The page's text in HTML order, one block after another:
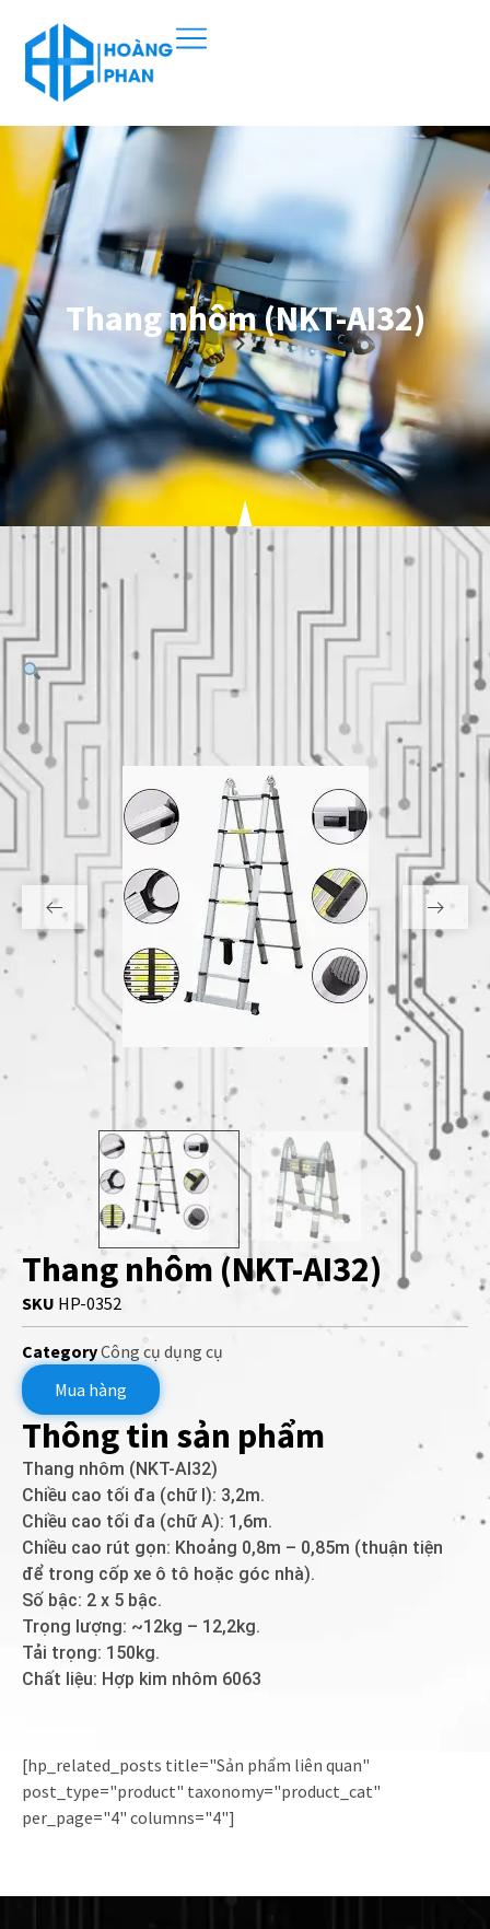
Thang nhôm (NKT-AI32)
Thang nhôm (NKT-AI32)
SKU HP-0352
CategoryCông cụ dụng cụ
Mua hàng
Thông tin sản phẩm
Thang nhôm (NKT-AI32)
Chiều cao tối đa (chữ I): 3,2m.
Chiều cao tối đa (chữ A): 1,6m.
Chiều cao rút gọn: Khoảng 0,8m – 0,85m (thuận tiện
để trong cốp xe ô tô hoặc góc nhà).
Số bậc: 2 x 5 bậc.
Trọng lượng: ~12kg – 12,2kg.
Tải trọng: 150kg.
Chất liệu: Hợp kim nhôm 6063
[hp_related_posts title="Sản phẩm liên quan"
post_type="product" taxonomy="product_cat"
per_page="4" columns="4"]